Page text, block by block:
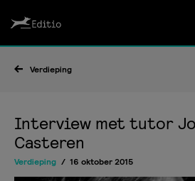
Verdieping
Interview met tutor
Casteren
Verdieping 16 oktober 2015